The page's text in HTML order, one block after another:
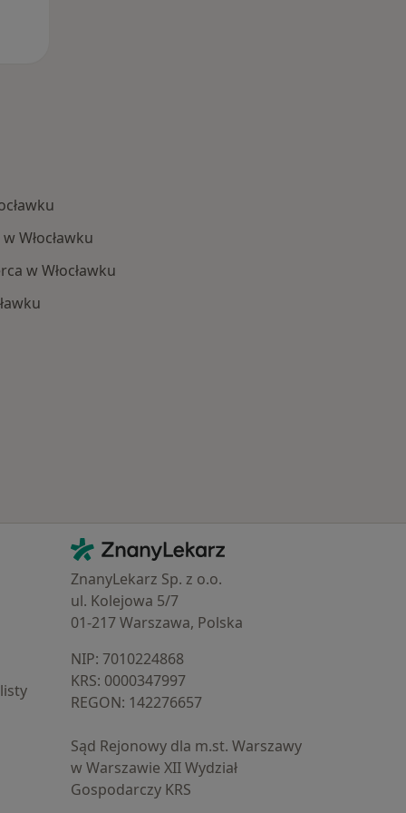
Włocławku
w Włocławku
Kontakt
ZnanyLekarz - Strona główna
ZnanyLekarz Sp. z o.o.
ul. Kolejowa 5/7
01-217 Warszawa, Polska
NIP: ⁠7010224868
KRS: ⁠0000347997
REGON: ⁠142276657
Sąd Rejonowy dla m.st. Warszawy
w Warszawie XII Wydział
Gospodarczy KRS